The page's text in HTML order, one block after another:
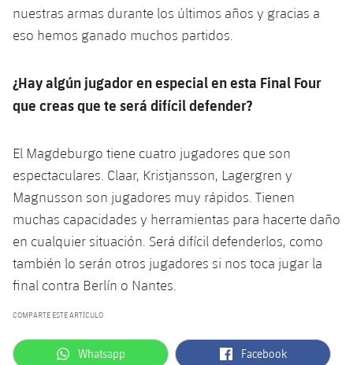
nuestras armas durante los últimos años y gracias a
eso hemos ganado muchos partidos.
¿Hay algún jugador en especial en esta Final Four
que creas que te será difícil defender?
El Magdeburgo tiene cuatro jugadores que son
espectaculares. Claar, Kristjansson, Lagergren y
Magnusson son jugadores muy rápidos. Tienen
muchas capacidades y herramientas para hacerte daño
en cualquier situación. Será difícil defenderlos, como
también lo serán otros jugadores si nos toca jugar la
final contra Berlín o Nantes.
COMPARTE ESTE ARTÍCULO
label.aria.whatsapp
Whatsapp label.aria.facebook
Facebook